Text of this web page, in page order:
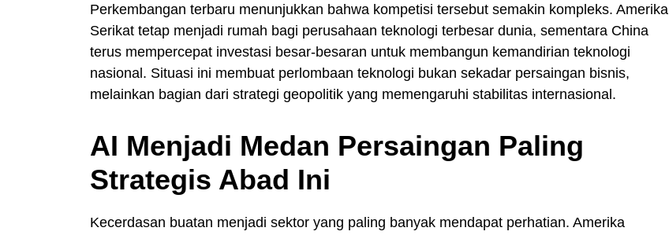
Perkembangan terbaru menunjukkan bahwa kompetisi tersebut semakin kompleks. Amerika
Serikat tetap menjadi rumah bagi perusahaan teknologi terbesar dunia, sementara China
terus mempercepat investasi besar-besaran untuk membangun kemandirian teknologi
nasional. Situasi ini membuat perlombaan teknologi bukan sekadar persaingan bisnis,
melainkan bagian dari strategi geopolitik yang memengaruhi stabilitas internasional.
AI Menjadi Medan Persaingan Paling
Strategis Abad Ini
Kecerdasan buatan menjadi sektor yang paling banyak mendapat perhatian. Amerika